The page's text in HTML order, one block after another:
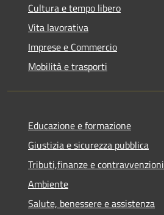
Cultura e tempo libero
Vita lavorativa
Imprese e Commercio
Mobilità e trasporti
Educazione e formazione
Giustizia e sicurezza pubblica
Tributi,finanze e contravvenzioni
Ambiente
Salute, benessere e assistenza